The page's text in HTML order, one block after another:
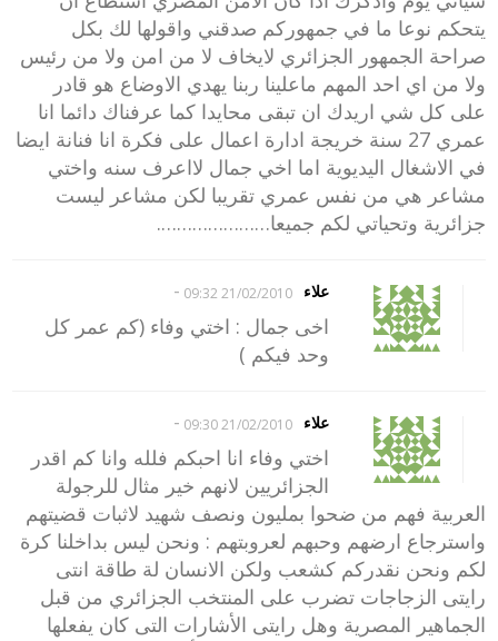
يتحكم نوعا ما في جمهوركم صدقني واقولها لك بكل
صراحة الجمهور الجزائري لايخاف لا من امن ولا من رئيس
ولا من اي احد المهم ماعلينا ربنا يهدي الاوضاع هو قادر
على كل شي اريدك ان تبقى محايدا كما عرفناك دائما انا
عمري 27 سنة خريجة ادارة اعمال على فكرة انا فنانة ايضا
في الاشغال اليديوية اما اخي جمال لااعرف سنه واختي
مشاعر هي من نفس عمري تقريبا لكن مشاعر ليست
جزائرية وتحياتي لكم جميعا………………….
علاء 21/02/2010 09:32
-
اخى جمال : اختي وفاء (كم عمر كل
وحد فيكم )
علاء 21/02/2010 09:30
-
اختي وفاء انا احبكم فلله وانا كم اقدر
الجزائريين لانهم خير مثال للرجولة
العربية فهم من ضحوا بمليون ونصف شهيد لاثبات قضيتهم
واسترجاع ارضهم وحبهم لعروبتهم : ونحن ليس بداخلنا كرة
لكم ونحن نقدركم كشعب ولكن الانسان لة طاقة انتى
رايتى الزجاجات تضرب على المنتخب الجزائري من قبل
الجماهير المصرية وهل رايتى الأشارات التى كان يفعلها